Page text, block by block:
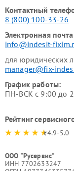
Контактный
8 (800) 100-33-26
Электронная
info@indesit-
для юридических
manager@fix-
График работы:
ПН-ВСК с 9:00 до
Рейтинг
4.9-5.0
ООО "Русервис"
ИНН 7702633247